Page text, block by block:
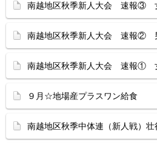
南越地区秋季新人大会 速報③
南越地区秋季新人大会 速報②
南越地区秋季新人大会 速報①
９月☆地場産プラスワン給食
南越地区秋季中体連（新人戦）壮